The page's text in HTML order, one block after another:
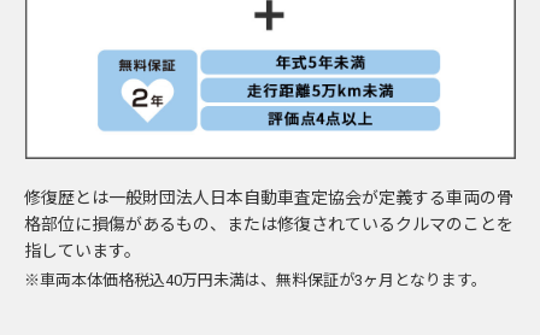
修復歴とは一般財団法人日本自動車査定協会が定義する車両の骨
格部位に損傷があるもの、または修復されているクルマのことを
指しています。
※車両本体価格税込40万円未満は、無料保証が3ヶ月となります。